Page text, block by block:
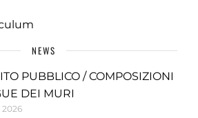
NEWS
PUBBLICO / COMPOSIZIONI
DEI MURI
2026